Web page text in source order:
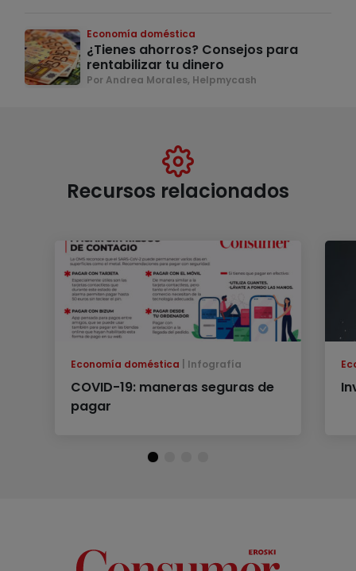
Economía doméstica
¿Tienes ahorros? Consejos para
rentabilizar tu dinero
Por Andrea Morales, Helpmycash
Recursos relacionados
Economía doméstica Infografía
COVID-19: maneras seguras de
pagar